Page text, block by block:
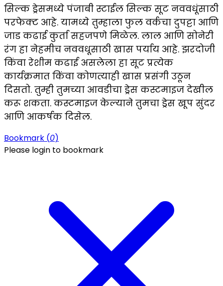
सिल्क ड्रेसमध्ये पंजाबी स्टाईल सिल्क सूट नववधूंसाठी
परफेक्ट आहे. यामध्ये तुम्हाला फुल वर्कचा दुपट्टा आणि
जाड कढाई कुर्ता सहजपणे मिळेल. लाल आणि सोनेरी
रंग हा नेहमीच नववधूसाठी खास पर्याय आहे. झरदोजी
किंवा रेशीम कढाई असलेला हा सूट प्रत्येक
कार्यक्रमात किंवा कोणत्याही खास प्रसंगी उठून
दिसतो. तुम्ही तुमच्या आवडीचा ड्रेस कस्टमाइज देखील
करू शकता. कस्टमाइज केल्याने तुमचा ड्रेस खूप सुंदर
आणि आकर्षक दिसेल.
Bookmark (0)
Please login to bookmark